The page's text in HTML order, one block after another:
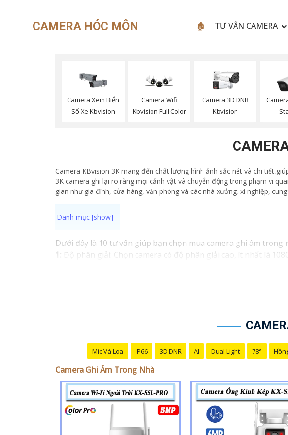
CAMERA HÓC MÔN 🏚 TƯ VẤN CAMERA
Camera Xem Biển
Số Xe Kbvision
Camera Wifi
Kbvision Full Color
Camera 3D DNR
Kbvision
Camera KBvision 3K mang đến chất lượng hình ảnh sắc nét và chi
3K camera ghi lại rõ ràng mọi cảnh vật và chuyển động trong phạm vi
gian như gia đình, cửa hàng, văn phòng và các nhà xưởng, xí nghiệp,
Dưới đây là 10 tư vấn giúp bạn chọn mua camera ghi âm trong
1: Độ phân giải: Chọn camera có độ phân giải cao, ít nhất là
Kết nối không dây: Chọn
Chọn camera có khả năng lưu trữ hình ảnh trên thẻ nhớ hay
Tích hợp microphone và loa: Camera có tích hợp
Mic Và Loa IP66 3D DNR AI Dual Light 78°
Camera Ghi Âm Trong Nhà